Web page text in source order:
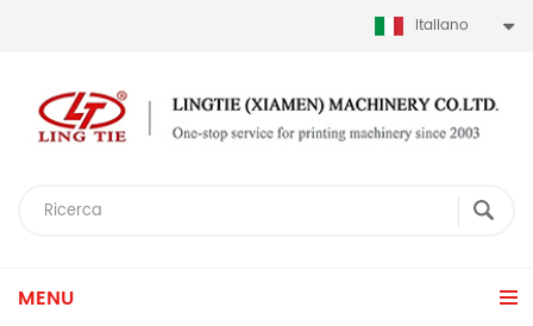
Italiano
MENU